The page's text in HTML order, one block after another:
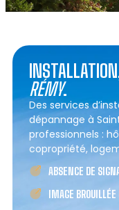
RÉMY.
Des services
dépannage à
professionnels :
copropriété,
ABSENCE DE
IMAGE